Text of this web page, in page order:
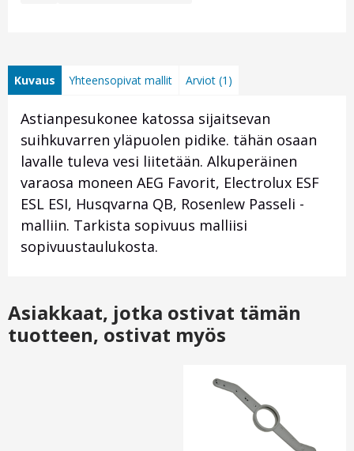
Kuvaus Yhteensopivat mallit Arviot (1)
Astianpesukonee katossa sijaitsevan
suihkuvarren yläpuolen pidike. tähän osaan
lavalle tuleva vesi liitetään. Alkuperäinen
varaosa moneen AEG Favorit, Electrolux ESF
ESL ESI, Husqvarna QB, Rosenlew Passeli -
malliin. Tarkista sopivuus malliisi
sopivuustaulukosta.
Asiakkaat, jotka ostivat tämän
tuotteen, ostivat myös